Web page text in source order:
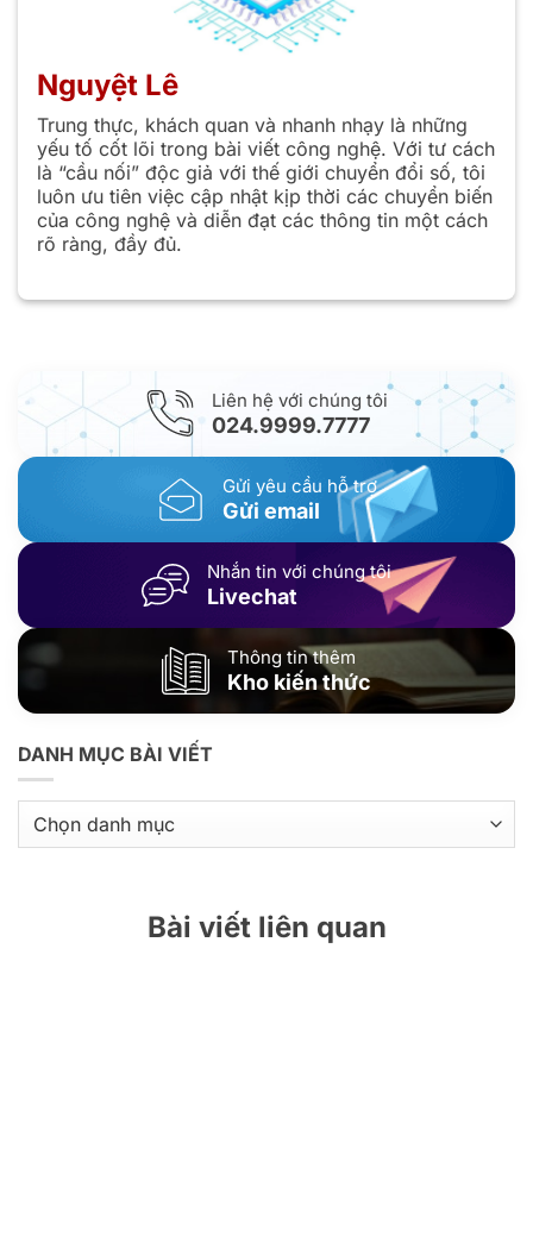
Nguyệt Lê
Trung thực, khách quan và nhanh nhạy là những
yếu tố cốt lõi trong bài viết công nghệ. Với tư cách
là “cầu nối” độc giả với thế giới chuyển đổi số, tôi
luôn ưu tiên việc cập nhật kịp thời các chuyển biến
của công nghệ và diễn đạt các thông tin một cách
rõ ràng, đầy đủ.
Liên hệ với chúng tôi
024.9999.7777
Gửi yêu cầu hỗ trợ
Gửi email
Nhắn tin với chúng tôi
Livechat
Thông tin thêm
Kho kiến thức
DANH MỤC BÀI VIẾT
mục
bài
Bài viết liên quan